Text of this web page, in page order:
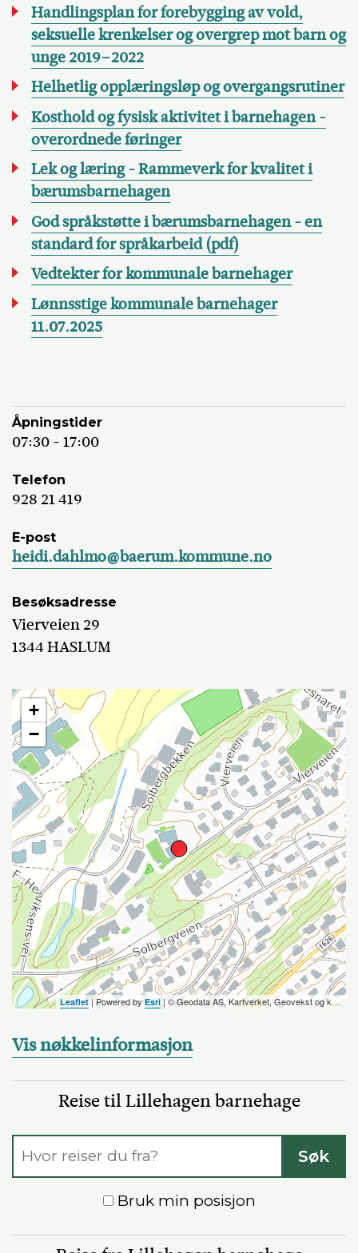
Handlingsplan for forebygging av vold,
seksuelle krenkelser og overgrep mot barn og
unge 2019–2022
Helhetlig opplæringsløp og overgangsrutiner
Kosthold og fysisk aktivitet i barnehagen -
overordnede føringer
Lek og læring - Rammeverk for kvalitet i
bærumsbarnehagen
God språkstøtte i bærumsbarnehagen - en
standard for språkarbeid (pdf)
Vedtekter for kommunale barnehager
Lønnsstige kommunale barnehager
11.07.2025
Åpningstider
07:30 - 17:00
Telefon
928 21 419
E-post
heidi.dahlmo@baerum.kommune.no
Besøksadresse
Vierveien 29
1344 HASLUM
+
−
Leaflet| Powered byEsri| ©️ Geodata AS, Kartverket, Geovekst og kommunene, OpenStreetMap
Vis nøkkelinformasjon
Reise til Lillehagen barnehage
Søk
Bruk min posisjon